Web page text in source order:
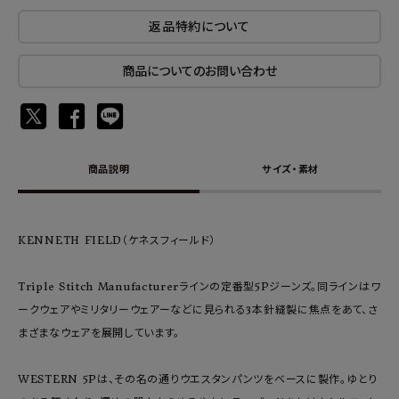
返品特約について
商品についてのお問い合わせ
商品説明 サイズ・素材
KENNETH FIELD（ケネスフィールド）
Triple Stitch Manufacturerラインの定番型5Pジーンズ。同ラインはワ
ークウェアやミリタリーウェアーなどに見られる3本針縫製に焦点をあて、さ
まざまなウェアを展開しています。
WESTERN 5Pは、その名の通りウエスタンパンツをベースに製作。ゆとり